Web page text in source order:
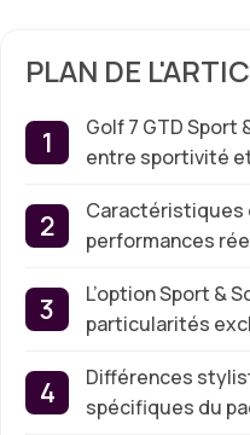
PLAN DE
Golf 7 GTD Sport
entre sportivité
Caractéristiques
performances
L’option Sport &
particularités
Différences
spécifiques du